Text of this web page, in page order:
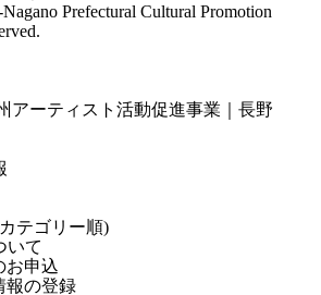
Nagano Prefectural Cultural Promotion
テゴリー順)
いて
お申込
報の登録